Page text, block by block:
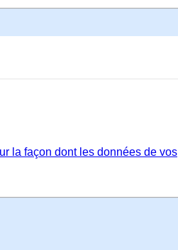
la façon dont les données de vos